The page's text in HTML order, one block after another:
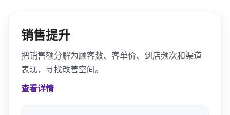
销售提升
把销售额分解为顾客数、客单价、到店频次和渠道
表现，寻找改善空间。
查看详情